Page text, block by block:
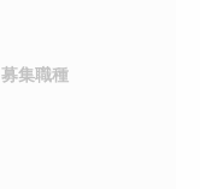
募集職種